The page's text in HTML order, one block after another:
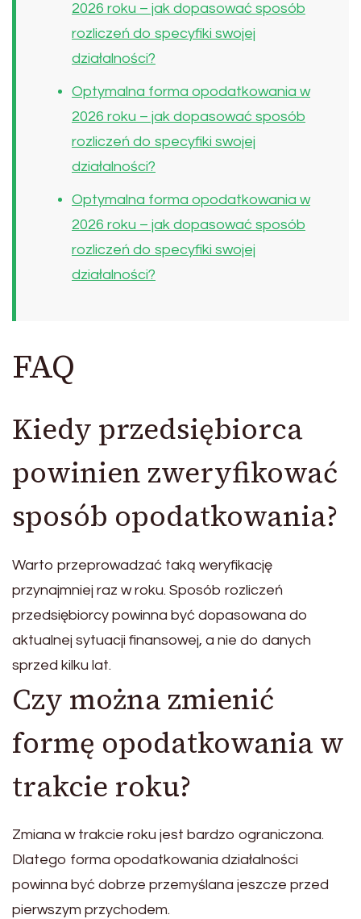
2026 roku – jak dopasować sposób
rozliczeń do specyfiki swojej
działalności?
Optymalna forma opodatkowania w
2026 roku – jak dopasować sposób
rozliczeń do specyfiki swojej
działalności?
Optymalna forma opodatkowania w
2026 roku – jak dopasować sposób
rozliczeń do specyfiki swojej
działalności?
FAQ
Kiedy przedsiębiorca
powinien zweryfikować
sposób opodatkowania?
Warto przeprowadzać taką weryfikację
przynajmniej raz w roku. Sposób rozliczeń
przedsiębiorcy powinna być dopasowana do
aktualnej sytuacji finansowej, a nie do danych
sprzed kilku lat.
Czy można zmienić
formę opodatkowania w
trakcie roku?
Zmiana w trakcie roku jest bardzo ograniczona.
Dlatego forma opodatkowania działalności
powinna być dobrze przemyślana jeszcze przed
pierwszym przychodem.